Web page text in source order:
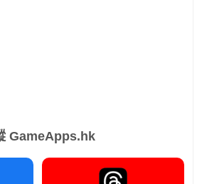
GameApps.hk